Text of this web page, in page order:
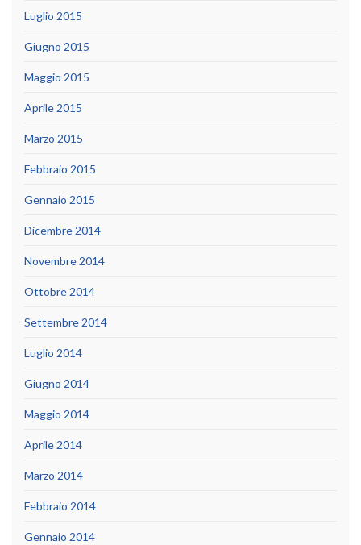
Luglio 2015
Giugno 2015
Maggio 2015
Aprile 2015
Marzo 2015
Febbraio 2015
Gennaio 2015
Dicembre 2014
Novembre 2014
Ottobre 2014
Settembre 2014
Luglio 2014
Giugno 2014
Maggio 2014
Aprile 2014
Marzo 2014
Febbraio 2014
Gennaio 2014